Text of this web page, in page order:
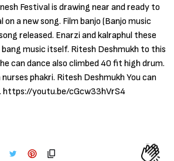
Festival is drawing near and ready to
a new song. Film banjo (Banjo music
released. Enarzi and kalraphul these
music itself. Ritesh Deshmukh to this
can dance also climbed 40 fit high drum.
phakri. Ritesh Deshmukh You can
https://youtu.be/cGcw33hVrS4